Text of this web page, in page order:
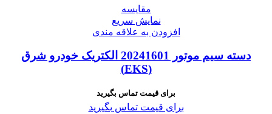
مقايسه
نمایش سریع
افزودن به علاقه مندی
دسته سیم موتور 20241601 الکتریک خودرو شرق
(EKS)
برای قیمت تماس بگیرید
برای قیمت تماس بگیرید